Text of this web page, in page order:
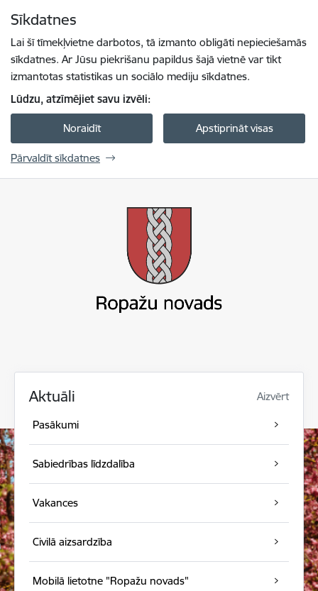
Sīkdatnes
Lai šī tīmekļvietne darbotos, tā izmanto obligāti nepieciešamās
sīkdatnes. Ar Jūsu piekrišanu papildus šajā vietnē var tikt
izmantotas statistikas un sociālo mediju sīkdatnes.
Lūdzu, atzīmējiet savu izvēli:
Noraidīt Apstiprināt visas
Pārvaldīt sīkdatnes
Aktuāli Aizvērt
Pasākumi
Sabiedrības līdzdalība
Vakances
Civilā aizsardzība
Mobilā lietotne "Ropažu novads"